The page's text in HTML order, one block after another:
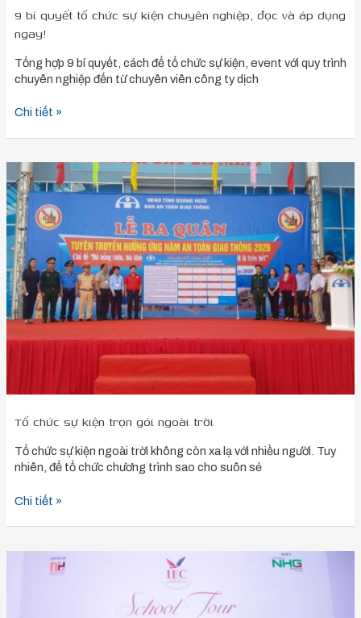
9 bí quyết tổ chức sự kiện chuyên nghiệp, đọc và áp dụng
ngay!
Tổng hợp 9 bí quyết, cách để tổ chức sự kiện, event với quy trình
chuyên nghiệp đến từ chuyên viên công ty dịch
Chi tiết »
Tổ chức sự kiện trọn gói ngoài trời
Tổ chức sự kiện ngoài trời không còn xa lạ với nhiều người. Tuy
nhiên, để tổ chức chương trình sao cho suôn sẻ
Tổ
chức
sự
kiện
trọn
gói
ngoài
trời
Chi tiết »